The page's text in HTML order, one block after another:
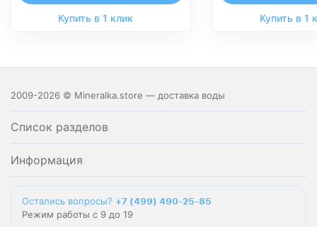
Купить в 1 клик Купить в 1
2009-2026 © Mineralka.store — доставка воды
Список разделов
Информация
Остались вопросы? +7 (499) 490-25-85
Режим работы с 9 до 19